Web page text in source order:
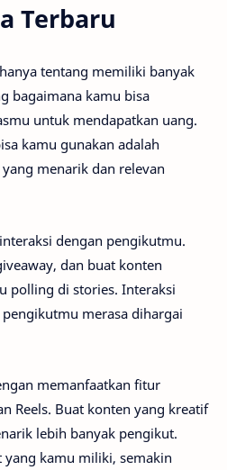
Terbaru
tentang memiliki banyak
bagaimana kamu bisa
untuk mendapatkan uang.
kamu gunakan adalah
menarik dan relevan
dengan pengikutmu.
dan buat konten
polling di stories. Interaksi
merasa dihargai
memanfaatkan fitur
Reels. Buat konten yang kreatif
lebih banyak pengikut.
kamu miliki, semakin